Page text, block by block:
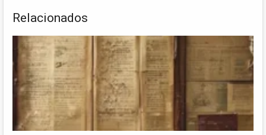
Relacionados